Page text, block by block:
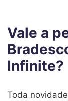
Vale a
Infinite?
Toda